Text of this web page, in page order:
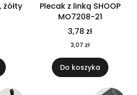
Plecak z linką SHOOP
MO7208-21
3,78 zł
3,07 zł
Do koszyka